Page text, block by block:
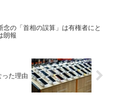
念の「首相の誤算」は有権者にと
朗報
った理由